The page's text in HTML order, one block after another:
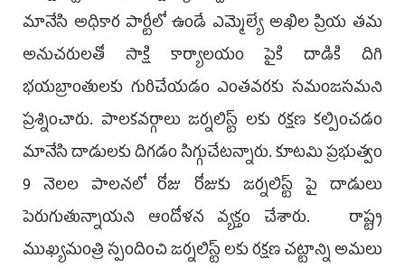
మానేసి అధికార పార్టీలో ఉండే ఎమ్మెల్యే అఖిల ప్రియ తమ
అనుచరులతో సాక్షి కార్యాలయం పైకి దాడికి దిగి
భయబ్రాంతులకు గురిచేయడం ఎంత‌వ‌ర‌కు స‌మంజ‌స‌మ‌ని
ప్ర‌శ్నించారు. పాలకవర్గాలు జర్నలిస్ట్ లకు రక్షణ కల్పించడం
మానేసి దాడులకు దిగడం సిగ్గుచేట‌న్నారు. కూటమి ప్రభుత్వం
9 నెలల పాల‌న‌లో రోజు రోజుకు జర్నలిస్ట్ పై దాడులు
పెరుగుతున్నాయని ఆందోళన వ్యక్తం చేశారు. రాష్ట్ర
ముఖ్యమంత్రి స్పందించి జర్నలిస్ట్ లకు రక్షణ చట్టాన్ని అమలు